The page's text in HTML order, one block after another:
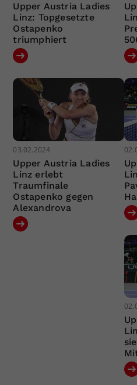
Upper Austria Ladies
Linz: Topgesetzte
Ostapenko
triumphiert
03.02.2024
Upper Austria Ladies
Linz erlebt
Traumfinale
Ostapenko gegen
Alexandrova